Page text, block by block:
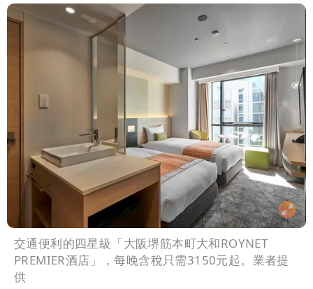
交通便利的四星級「大阪堺筋本町大和ROYNET
PREMIER酒店」，每晚含稅只需3150元起。業者提
供